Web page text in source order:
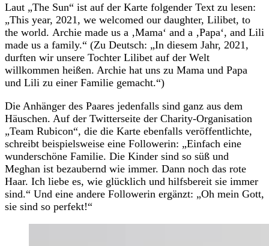
Laut „The Sun“ ist auf der Karte folgender Text zu lesen:
„This year, 2021, we welcomed our daughter, Lilibet, to
the world. Archie made us a ‚Mama‘ and a ‚Papa‘, and Lili
made us a family.“ (Zu Deutsch: „In diesem Jahr, 2021,
durften wir unsere Tochter Lilibet auf der Welt
willkommen heißen. Archie hat uns zu Mama und Papa
und Lili zu einer Familie gemacht.“)
Die Anhänger des Paares jedenfalls sind ganz aus dem
Häuschen. Auf der Twitterseite der Charity-Organisation
„Team Rubicon“, die die Karte ebenfalls veröffentlichte,
schreibt beispielsweise eine Followerin: „Einfach eine
wunderschöne Familie. Die Kinder sind so süß und
Meghan ist bezaubernd wie immer. Dann noch das rote
Haar. Ich liebe es, wie glücklich und hilfsbereit sie immer
sind.“ Und eine andere Followerin ergänzt: „Oh mein Gott,
sie sind so perfekt!“